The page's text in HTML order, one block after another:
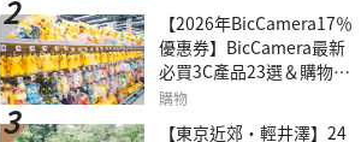
【2026年BicCamera17％
優惠券】BicCamera最新
必買3C產品23選＆購物攻
略
購物
【東京近郊・輕井澤】24